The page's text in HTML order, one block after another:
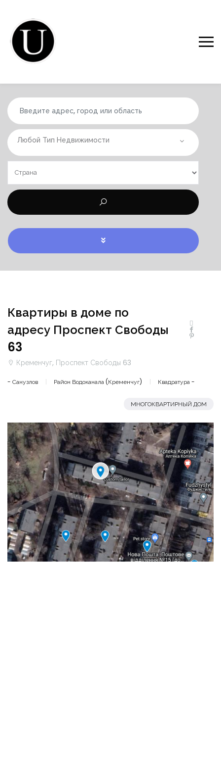
Любой Тип Недвижимости
Квартиры в доме по
адресу Проспект Свободы
63
Кременчуг, Проспект Свободы 63
- Санузлов Район Водоканала (Кременчуг) Квадратура -
МНОГОКВАРТИРНЫЙ ДОМ